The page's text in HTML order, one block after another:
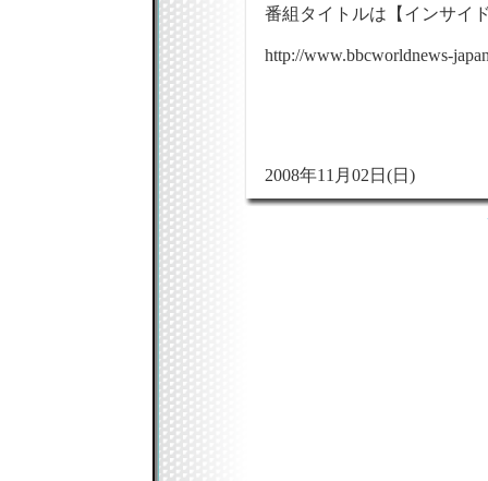
番組タイトルは【インサイ
http://www.bbcworldnews-
2008年11月02日(日)